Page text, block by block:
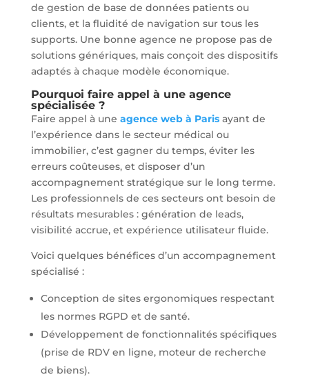
de gestion de base de données patients ou
clients, et la fluidité de navigation sur tous les
supports. Une bonne agence ne propose pas de
solutions génériques, mais conçoit des dispositifs
adaptés à chaque modèle économique.
Pourquoi faire appel à une agence
spécialisée ?
Faire appel à une agence web à Paris ayant de
l’expérience dans le secteur médical ou
immobilier, c’est gagner du temps, éviter les
erreurs coûteuses, et disposer d’un
accompagnement stratégique sur le long terme.
Les professionnels de ces secteurs ont besoin de
résultats mesurables : génération de leads,
visibilité accrue, et expérience utilisateur fluide.
Voici quelques bénéfices d’un accompagnement
spécialisé :
Conception de sites ergonomiques respectant
les normes RGPD et de santé.
Développement de fonctionnalités spécifiques
(prise de RDV en ligne, moteur de recherche
de biens).